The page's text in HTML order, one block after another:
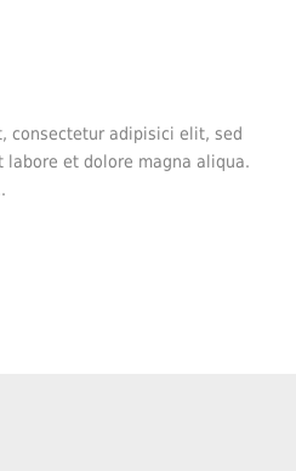
consectetur adipisici elit, sed
et dolore magna aliqua.